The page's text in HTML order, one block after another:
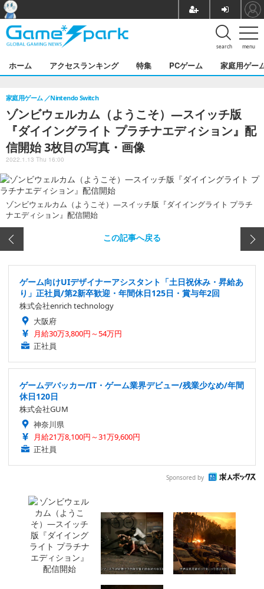
menu
search
ホーム アクセスランキング 特集 PCゲーム 家庭用ゲー
ゾンビウェルカム（ようこそ）―スイッチ版
『ダイイングライト プラチナエディション』配
信開始 3枚目の写真・画像
家庭用ゲーム Nintendo Switch
2022.1.13 Thu 16:00
ゾンビウェルカム（ようこそ）―スイッチ版『ダイイングライト プラチ
ナエディション』配信開始
この記事へ戻る
ゲーム向けUIデザイナーアシスタント「土日祝休み・昇給あ
り」正社員/第2新卒歓迎・年間休日125日・賞与年2回
株式会社enrich technology
大阪府
月給30万3,800円～54万円
正社員
ゲームデバッカー/IT・ゲーム業界デビュー/残業少なめ/年間
休日120日
株式会社GUM
神奈川県
月給21万8,100円～31万9,600円
正社員
Sponsored by